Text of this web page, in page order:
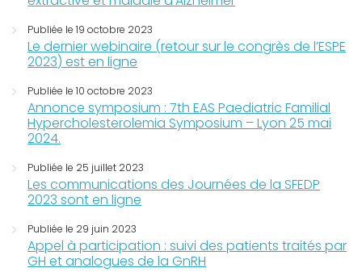
Publiée le 19 octobre 2023
Le dernier webinaire (retour sur le congrès de l’ESPE
2023) est en ligne
Publiée le 10 octobre 2023
Annonce symposium : 7th EAS Paediatric Familial
Hypercholesterolemia Symposium – Lyon 25 mai
2024.
Publiée le 25 juillet 2023
Les communications des Journées de la SFEDP
2023 sont en ligne
Publiée le 29 juin 2023
Appel à participation : suivi des patients traités par
GH et analogues de la GnRH